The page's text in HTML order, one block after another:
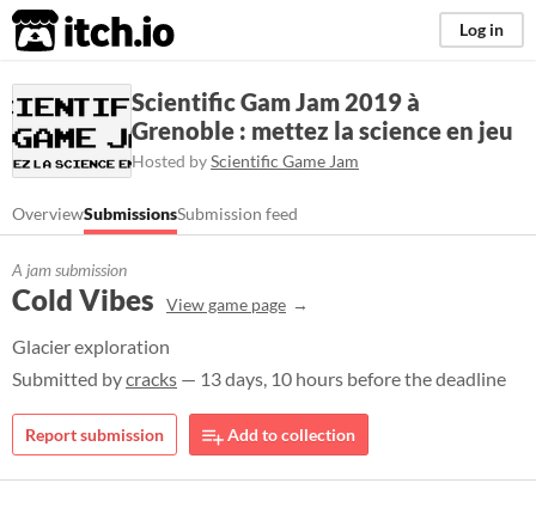
itch.io Log in
Scientific Gam Jam 2019 à
Grenoble : mettez la science en jeu
Hosted byScientific Game Jam
OverviewSubmissionsSubmission feed
A jam submission
Cold Vibes View game page
Glacier exploration
Submitted bycracks — 13 days, 10 hours before the deadline
Report submission Add to collection